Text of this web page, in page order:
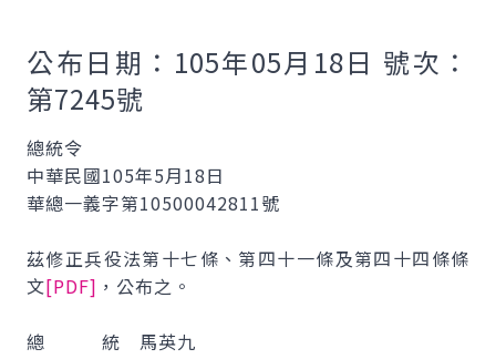
公布日期：105年05月18日 號次：
第7245號
總統令
中華民國105年5月18日
華總一義字第10500042811號
茲修正兵役法第十七條、第四十一條及第四十四條條
文[PDF] ，公布之。
總 統 馬英九